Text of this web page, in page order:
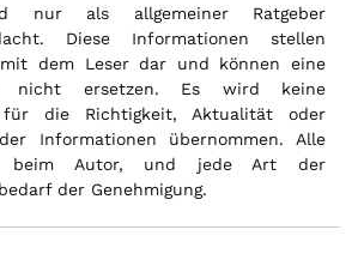
nur als allgemeiner Ratgeber
Diese Informationen stellen
dem Leser dar und können eine
nicht ersetzen. Es wird keine
für die Richtigkeit, Aktualität oder
Informationen übernommen. Alle
beim Autor, und jede Art der
der Genehmigung.